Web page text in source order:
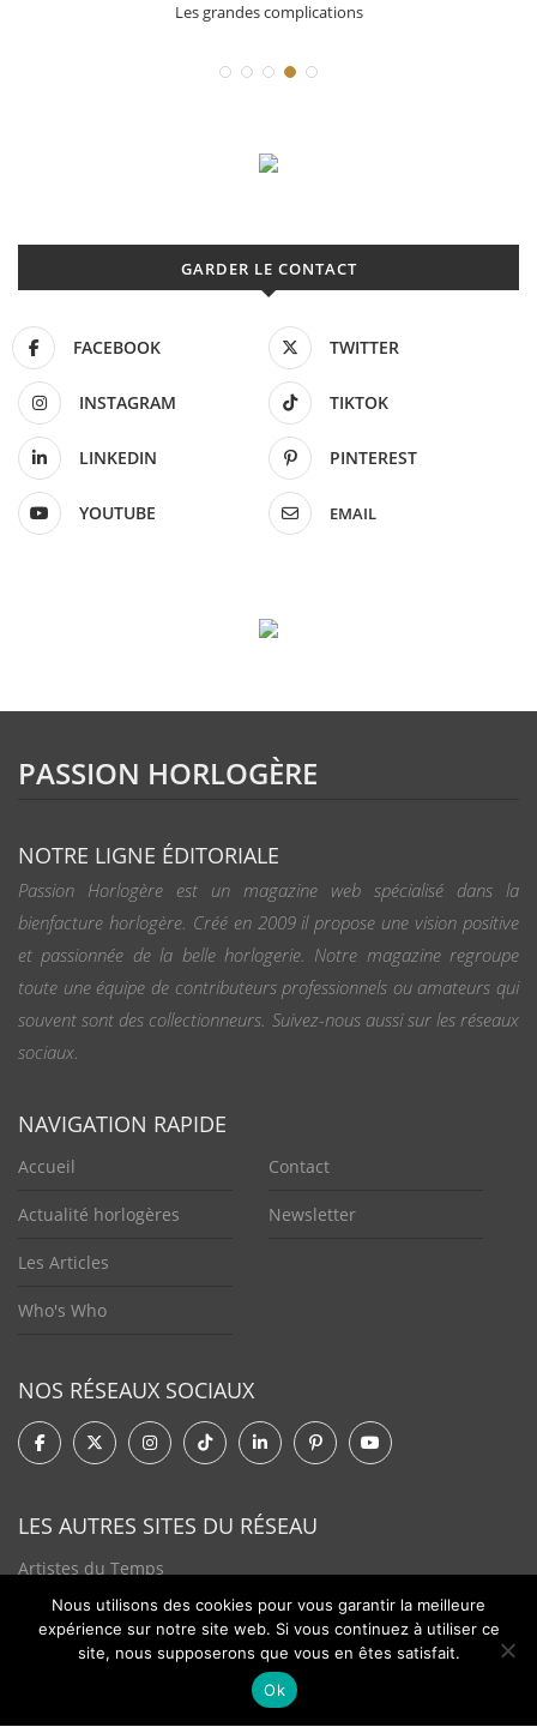
grandes complications
GARDER LE CONTACT
FACEBOOK TWITTER
INSTAGRAM TIKTOK
LINKEDIN PINTEREST
YOUTUBE EMAIL
PASSION HORLOGÈRE
NOTRE LIGNE ÉDITORIALE
Passion Horlogère est un magazine web spécialisé dans la
bienfacture horlogère. Créé en 2009 il propose une vision positive
et passionnée de la belle horlogerie. Notre magazine regroupe
toute une équipe de contributeurs professionnels ou amateurs qui
souvent sont des collectionneurs. Suivez-nous aussi sur les réseaux
sociaux.
NAVIGATION RAPIDE
Accueil
Actualité horlogères
Les Articles
Who's Who
Contact
Newsletter
NOS RÉSEAUX SOCIAUX
LES AUTRES SITES DU RÉSEAU
Artistes du Temps
Tendances Plurielles
Nous utilisons des cookies pour vous garantir la meilleure
expérience sur notre site web. Si vous continuez à utiliser ce
site, nous supposerons que vous en êtes satisfait.
Ok